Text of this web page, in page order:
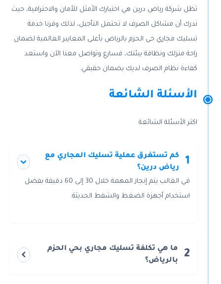
تظل شركة رياض درين هي اختيارك الأمثل للأمان والاحترافية، حيث
ندرك أن مشاكل الصرف لا تحتمل التأجيل، لذلك وفرنا خدمة
تسليك مجاري حي الحزم بالرياض بأعلى المعايير العالمية لضمان
راحة منزلك ونظافة بيئتك، فسارع وتواصل معنا الآن واستعد
كفاءة نظام الصرف لديك بضمان حقيقي.
الأسئلة الشائعة
اكثر الأسئلة الشائعة
1
كم تستغرق عملية تسليك المجاري مع
رياض درين؟
في الغالب يتم إنجاز المهمة خلال 30 إلى 60 دقيقة بفضل
استخدام أجهزة الضغط والشفط الحديثة.
2
ما هي تكلفة تسليك مجاري بحي الحزم
بالرياض؟